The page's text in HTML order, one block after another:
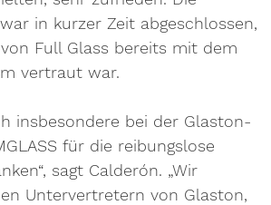
in kurzer Zeit abgeschlossen,
Full Glass bereits mit dem
vertraut war.
insbesondere bei der Glaston-
für die reibungslose
sagt Calderón. „Wir
Untervertretern von Glaston,